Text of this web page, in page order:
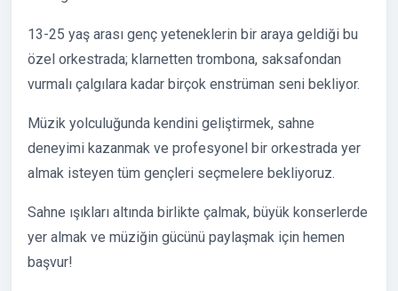
13-25 yaş arası genç yeteneklerin bir araya geldiği bu
özel orkestrada; klarnetten trombona, saksafondan
vurmalı çalgılara kadar birçok enstrüman seni bekliyor.
Müzik yolculuğunda kendini geliştirmek, sahne
deneyimi kazanmak ve profesyonel bir orkestrada yer
almak isteyen tüm gençleri seçmelere bekliyoruz.
Sahne ışıkları altında birlikte çalmak, büyük konserlerde
yer almak ve müziğin gücünü paylaşmak için hemen
başvur!